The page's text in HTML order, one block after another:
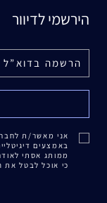
הירשמי לדיוור
אני מאשר/ת
ממותג אסתי
כי אוכל לבטל